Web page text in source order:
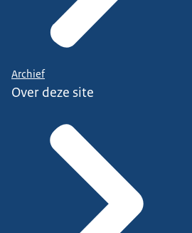
Archief
Over deze site